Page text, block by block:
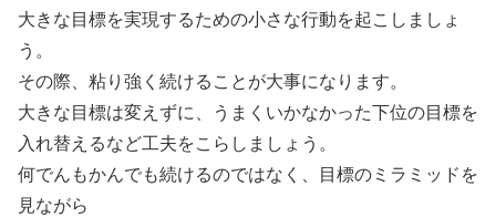
大きな目標を実現するための小さな行動を起こしましょ
う。
その際、粘り強く続けることが大事になります。
大きな目標は変えずに、うまくいかなかった下位の目標を
入れ替えるなど工夫をこらしましょう。
何でんもかんでも続けるのではなく、目標のミラミッドを
見ながら